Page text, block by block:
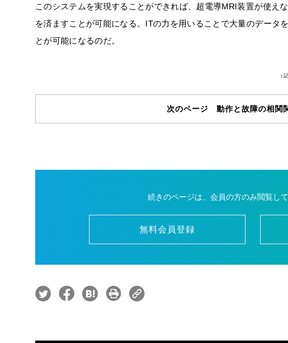
このシステムを実現することができれば、超電導MRI装置が使え
を済ますことが可能になる。ITの力を用いることで大量のデータ
とが可能になるのだ。
（
次のページ 動作と故障の相関
続きのページは、会員の方のみ閲覧し
無料会員登録